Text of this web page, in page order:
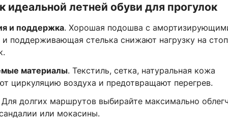
идеальной летней обуви для прогулок
и поддержка. Хорошая подошва с
поддерживающая стелька снижают нагрузку на
материалы. Текстиль, сетка, натуральная кожа
циркуляцию воздуха и предотвращают перегрев.
Для долгих маршрутов выбирайте максимально
или мокасины.